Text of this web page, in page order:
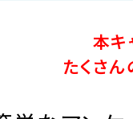
本キ
たくさん